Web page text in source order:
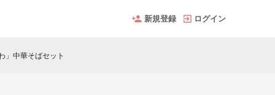
新規登録 ログイン
」中華そばセット